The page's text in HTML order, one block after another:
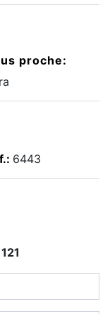
proche:
6443